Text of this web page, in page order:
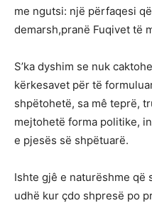
me ngutsi: një përfaqesi
demarsh,pranë Fuqivet të
S’ka dyshim se nuk
kërkesavet për të
shpëtohetë, sa mê teprë,
mejtohetë forma politike,
e pjesës së shpëtuarë.
Ishte gjê e naturëshme
udhë kur çdo shpresë po